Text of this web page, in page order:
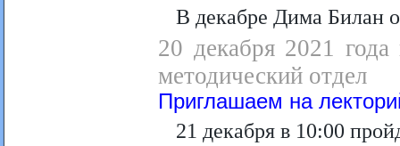
В декабре Дима Билан
20 декабря 2021
методический отдел
Приглашаем на
21 декабря в 10:00